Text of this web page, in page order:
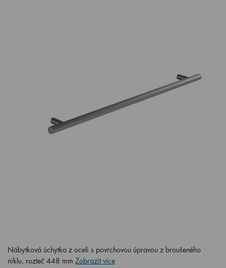
Nábytková úchytka z oceli s povrchovou úpravou z broušeného
niklu, rozteč 448 mm Zobrazit více